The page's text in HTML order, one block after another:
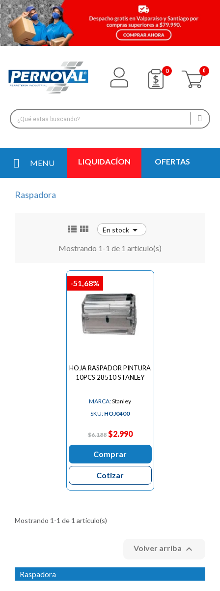
0
MENU LIQUIDACÍON OFERTAS
Raspadora
Raspadora
  En stock 
Mostrando 1-1 de 1 artículo(s)
HOJA RASPADOR PINTURA
10PCS 28510 STANLEY
MARCA:Stanley
SKU: HOJ0400
$6.188 $2.990
Comprar
Cotizar
-51,68%
Mostrando 1-1 de 1 artículo(s)
Volver arriba 